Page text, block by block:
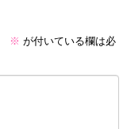
※ が付いている欄は必